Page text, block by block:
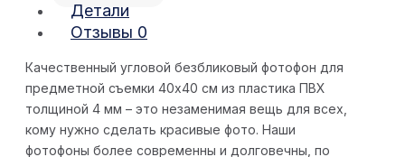
Детали
Отзывы 0
Качественный угловой безбликовый фотофон для
предметной съемки 40х40 см из пластика ПВХ
толщиной 4 мм – это незаменимая вещь для всех,
кому нужно сделать красивые фото. Наши
фотофоны более современны и долговечны, по